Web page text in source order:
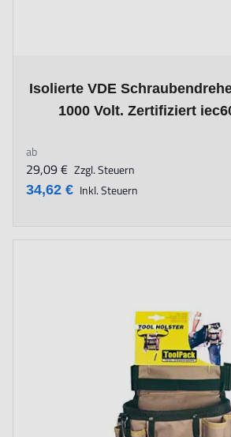
Isolierte VDE
1000 Volt. Zertifiziert
The price depends on the options
ab
34,62 € Inkl. Steuern
29,09 € Zzgl. Steuern